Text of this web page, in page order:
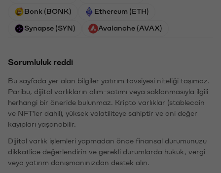
Bonk (BONK) Ethereum (ETH)
Synapse (SYN) Avalanche (AVAX)
Sorumluluk reddi
Bu sayfada yer alan bilgiler yatırım tavsiyesi niteliği taşımaz.
Paribu, dijital varlıkların alım-satımı veya saklanmasıyla ilgili
herhangi bir öneride bulunmaz. Kripto varlıklar (stablecoin
ve NFT'ler dahil), yüksek volatiliteye sahiptir ve ani değer
kayıpları yaşanabilir.
Dijital varlık işlemleri yapmadan önce finansal durumunuzu
dikkatlice değerlendirin ve gerekli durumlarda hukuk, vergi
veya yatırım danışmanınızdan destek alın.